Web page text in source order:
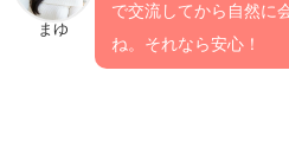
まゆ
で交流してから自然に
ね。それなら安心！